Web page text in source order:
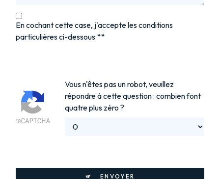
En cochant cette case, j'accepte les conditions
particulières ci-dessous **
Vous n'êtes pas un robot, veuillez
répondre à cette question : combien font
quatre plus zéro ?
ENVOYER